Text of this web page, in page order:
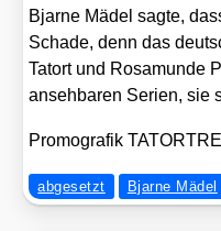
Bjar­ne Mädel sag­te,
Scha­de, denn das
Tat­ort und Rosa­mun­de
anseh­ba­ren Seri­en, sie
Pro­mo­gra­fik
abgesetzt Bjarne Mädel